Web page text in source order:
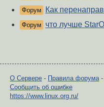
Форум Как
Форум что лучше
О Сервере - Правила форума-
Сообщить об ошибке
https://www.linux.org.ru/